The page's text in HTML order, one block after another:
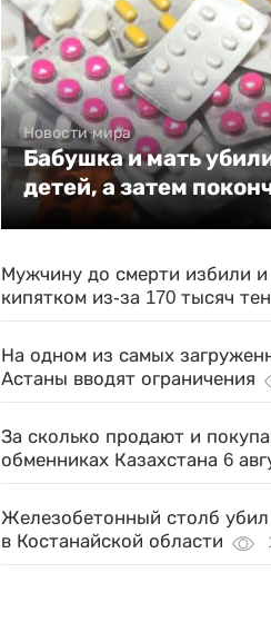
Новости мира
Бабушка и мать
детей, а затем
Мужчину до смерти избили
кипятком из-за 170 тысяч
На одном из самых
Астаны вводят ограничения
За сколько продают и
обменниках Казахстана 6
Железобетонный столб убил
в Костанайской области